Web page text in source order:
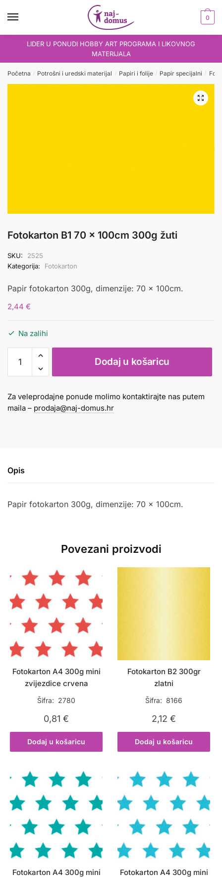
0
LIDER U PONUDI HOBBY ART PROGRAMA I LIKOVNOG
MATERIJALA
Početna / Potrošni i uredski materijal / Papiri i folije / Papir specijalni /
Fotokarton B1 70 x 100cm 300g žuti
SKU:
2525
Kategorija:
Fotokarton
Papir fotokarton 300g, dimenzije: 70 x 100cm.
2,44 €
Na zalihi
Fotokarton
70
100cm
300g
Dodaj u košaricu
Za veleprodajne ponude molimo kontaktirajte nas putem
maila – prodaja@naj-domus.hr
Opis
Papir fotokarton 300g, dimenzije: 70 x 100cm.
Povezani proizvodi
Fotokarton A4 300g mini
zvijezdice crvena
Šifra: 2780
0,81€
Dodaj u košaricu
Fotokarton B2 300gr
zlatni
Šifra: 8166
2,12€
Dodaj u košaricu
Fotokarton A4 300g mini
Fotokarton A4 300g mini